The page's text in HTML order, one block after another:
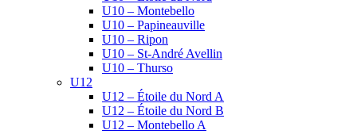
U10 – Montebello
U10 – Papineauville
U10 – Ripon
U10 – St-André Avellin
U10 – Thurso
U12
U12 – Étoile du Nord A
U12 – Étoile du Nord B
U12 – Montebello A